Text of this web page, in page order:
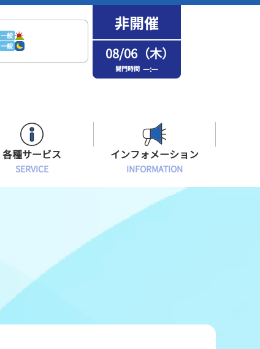
一般
一般 08/06（木）
開門時間 —:—
場内フリーWi-Fiご案内
ボートレース浜名湖の楽しみ方
オラレ浜松
各種サービス
SERVICE
メンバーズルーム会員
選手応援横断幕について
冠レース協賛キャンペーン
インフォメーション
INFORMATION
インフォメーション